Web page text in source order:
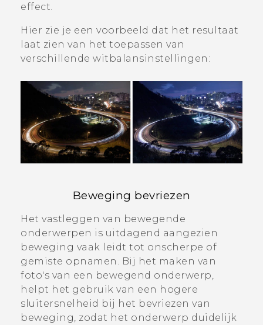
effect.
Hier zie je een voorbeeld dat het resultaat
laat zien van het toepassen van
verschillende witbalansinstellingen:
Beweging bevriezen
Het vastleggen van bewegende
onderwerpen is uitdagend aangezien
beweging vaak leidt tot onscherpe of
gemiste opnamen. Bij het maken van
foto's van een bewegend onderwerp,
helpt het gebruik van een hogere
sluitersnelheid bij het bevriezen van
beweging, zodat het onderwerp duidelijk